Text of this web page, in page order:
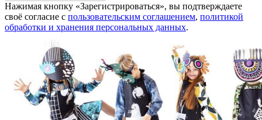
Нажимая кнопку «Зарегистрироваться», вы подтверждаете
своё согласие с пользовательским соглашением, политикой
обработки и хранения персональных данных.